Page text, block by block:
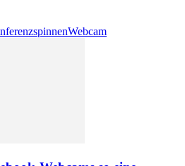
Webcam